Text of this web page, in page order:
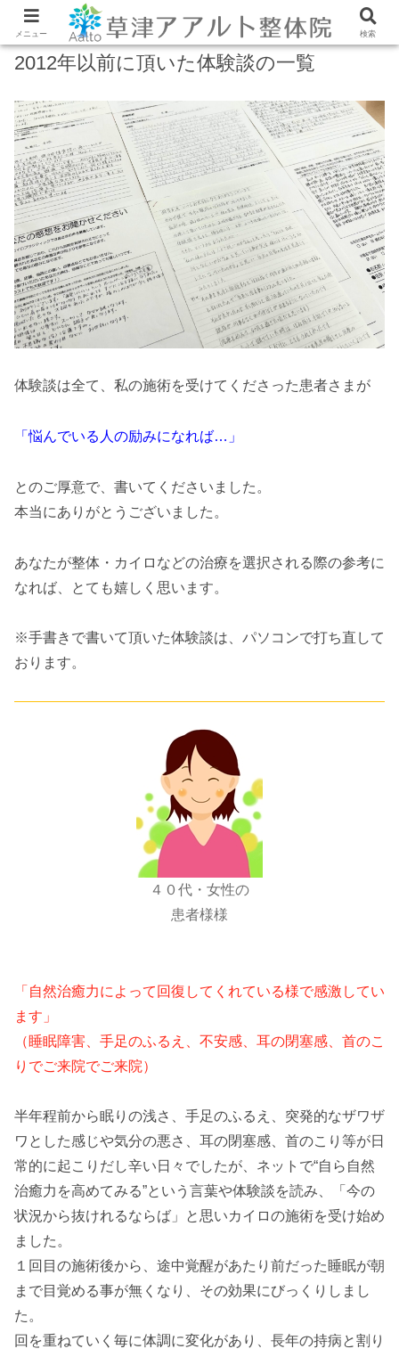
2012年以前に頂いた体験談の一覧
体験談は全て、私の施術を受けてくださった患者さまが
「悩んでいる人の励みになれば…」
とのご厚意で、書いてくださいました。
本当にありがとうございました。
あなたが整体・カイロなどの治療を選択される際の参考に
なれば、とても嬉しく思います。
※手書きで書いて頂いた体験談は、パソコンで打ち直して
おります。
４０代・女性の
患者様様
「自然治癒力によって回復してくれている様で感激してい
ます」
（睡眠障害、手足のふるえ、不安感、耳の閉塞感、首のこ
りでご来院でご来院）
半年程前から眠りの浅さ、手足のふるえ、突発的なザワザ
ワとした感じや気分の悪さ、耳の閉塞感、首のこり等が日
常的に起こりだし辛い日々でしたが、ネットで“自ら自然
治癒力を高めてみる”という言葉や体験談を読み、「今の
状況から抜けれるならば」と思いカイロの施術を受け始め
ました。
１回目の施術後から、途中覚醒があたり前だった睡眠が朝
まで目覚める事が無くなり、その効果にびっくりしまし
た。
回を重ねていく毎に体調に変化があり、長年の持病と割り
メニュー 検索